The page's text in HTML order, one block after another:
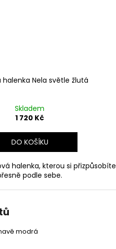
halenka Nela světle žlutá
Skladem
1 720 Kč
DO KOŠÍKU
halenka, kterou si přizpůsobíte
podle sebe.
modrá